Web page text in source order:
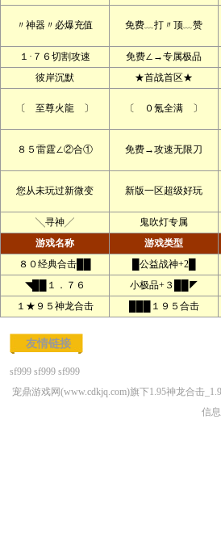
〃神器〃必爆充值 免费﹏打〃顶﹏赞
１·７６切割攻速 免费∠→专属极品
彼岸沉默
★首战首区★
〔 至尊火龍 〕 〔 ０氪全满 〕
８５雷霆∠②合① 免费→攻速无限刀
您从未玩过新微变 新版一区超级好玩
╲寻神╱ 鬼吹灯专属
游戏名称
游戏类型
８０经典合击██
█公益战神+2█
◥██１．７６
小极品+３██◤
１★９５神龙合击
███１９５合击
友情链接
sf999 sf999 sf999
宠鼎游戏网(www.cdkjq.com)旗下1.95神龙合击
信